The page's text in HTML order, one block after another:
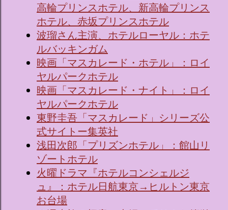
高輪プリンスホテル、新高輪プリンス
ホテル、赤坂プリンスホテル
波瑠さん主演、ホテルローヤル：ホテ
ルバッキンガム
映画「マスカレード・ホテル」：ロイ
ヤルパークホテル
映画「マスカレード・ナイト」：ロイ
ヤルパークホテル
東野圭吾「マスカレード」シリーズ公
式サイトー集英社
浅田次郎「プリズンホテル」：館山リ
ゾートホテル
火曜ドラマ『ホテルコンシェルジ
ュ』：ホテル日航東京→ヒルトン東京
お台場